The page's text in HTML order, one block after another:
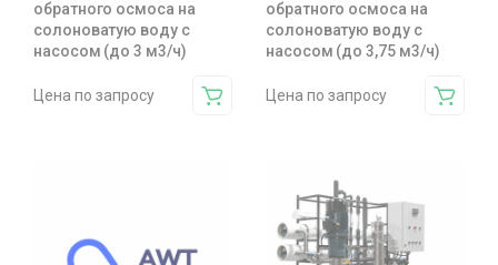
обратного осмоса на
солоноватую воду с
насосом (до 3 м3/ч)
Цена по запросу
обратного осмоса на
солоноватую воду с
насосом (до 3,75 м3/ч)
Цена по запросу